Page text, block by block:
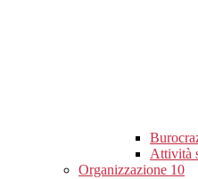
Attività
Organizzazione 10